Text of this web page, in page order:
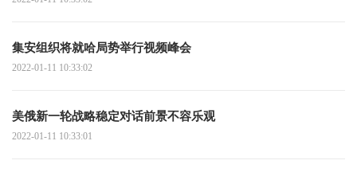
集安组织将就哈局势举行视频峰会
2022-01-11 10:33:02
美俄新一轮战略稳定对话前景不容乐观
2022-01-11 10:33:01